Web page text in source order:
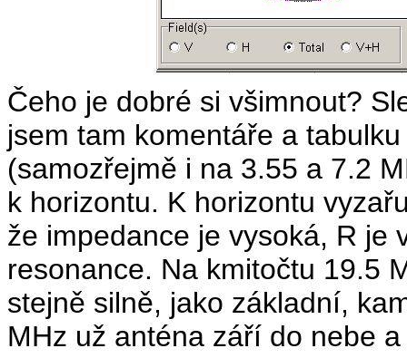
Čeho je dobré si všimnout?
jsem tam komentáře a
(samozřejmě i na 3.55 a 7.2
k horizontu. K horizontu
že impedance je vysoká, R je
resonance. Na kmitočtu 19.5
stejně silně, jako základní,
MHz už anténa září do nebe